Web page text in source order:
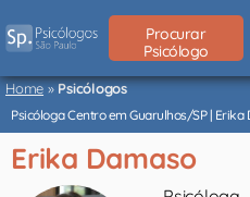
São
Paulo
Procurar
Psicólogo
Home»Psicólogos
Psicóloga Centro em Guarulhos/SP | Erika
Erika Damaso